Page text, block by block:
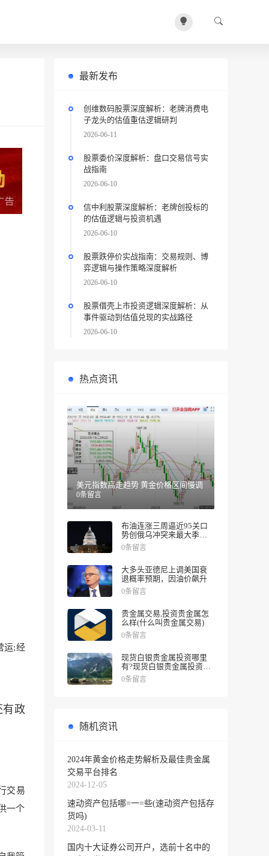
运;经
有政
交易
一个
最新发布
创维数码股票深度解析：老牌消费电
子龙头的估值重估逻辑研判
2026-06-11
股票委价深度解析：盘口交易信号实
战指南
2026-06-10
信中利股票深度解析：老牌创投标的
的估值逻辑与投资机遇
2026-06-10
股票跌停价实战指南：交易规则、博
弈逻辑与操作策略深度解析
2026-06-10
股票借壳上市投资逻辑深度解析：从
事件驱动到估值兑现的实战路径
2026-06-10
热点资讯
美元指数高走趋势 黄金价格区间慢调
0条留言
布油连涨三周逼近95关口
势创俄乌冲突来最大季度
涨幅
0条留言
大多头亚德尼上调美国衰
退概率预期，因油价飙升
0条留言
贵金属交易,投资贵金属怎
么样(什么叫贵金属交易)
0条留言
现货白银贵金属投资哪里
有?现货白银贵金属投资被
诱导投资亏损
0条留言
随机资讯
2024年黄金价格走势解析及最佳贵金属
交易平台排名
2024-12-05
速动资产包括哪=一=些(速动资产包括存
货吗)
2024-03-11
国内十大证券公司开户，选前十名中的